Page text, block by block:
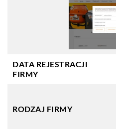
DATA REJESTRACJI
FIRMY
RODZAJ FIRMY